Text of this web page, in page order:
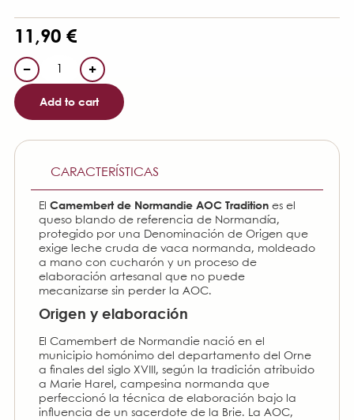
11,90 €
− +
Add to cart
CARACTERÍSTICAS
El Camembert de Normandie AOC Tradition es el
queso blando de referencia de Normandía,
protegido por una Denominación de Origen que
exige leche cruda de vaca normanda, moldeado
a mano con cucharón y un proceso de
elaboración artesanal que no puede
mecanizarse sin perder la AOC.
Origen y elaboración
El Camembert de Normandie nació en el
municipio homónimo del departamento del Orne
a finales del siglo XVIII, según la tradición atribuido
a Marie Harel, campesina normanda que
perfeccionó la técnica de elaboración bajo la
influencia de un sacerdote de la Brie. La AOC,